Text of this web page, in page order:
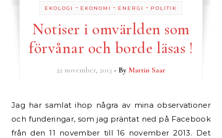
EKOLOGI - EKONOMI - ENERGI - POLITIK
Notiser i omvärlden som
förvånar och borde läsas !
22 november, 2013 - By Martin Saar
Jag har samlat ihop några av mina observationer
och funderingar, som jag präntat ned på Facebook
från den 11 november till 16 november 2013. Det